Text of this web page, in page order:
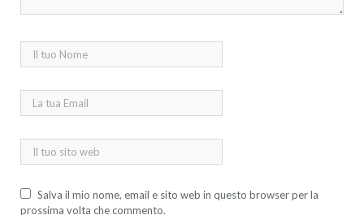
Salva il mio nome, email e sito web in questo browser per la
prossima volta che commento.